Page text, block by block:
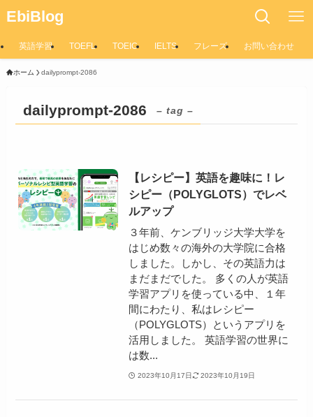
EbiBlog
英語学習 TOEFL TOEIC IELTS フレーズ お問い合わせ
ホーム dailyprompt-2086
dailyprompt-2086 – tag –
【レシピー】英語を趣味に！レ
シピー（POLYGLOTS）でレベ
ルアップ
３年前、ケンブリッジ大学大学を
はじめ数々の海外の大学院に合格
しました。しかし、その英語力は
まだまだでした。 多くの人が英語
学習アプリを使っている中、１年
間にわたり、私はレシピー
（POLYGLOTS）というアプリを
活用しました。 英語学習の世界に
は数...
2023年10月17日 2023年10月19日